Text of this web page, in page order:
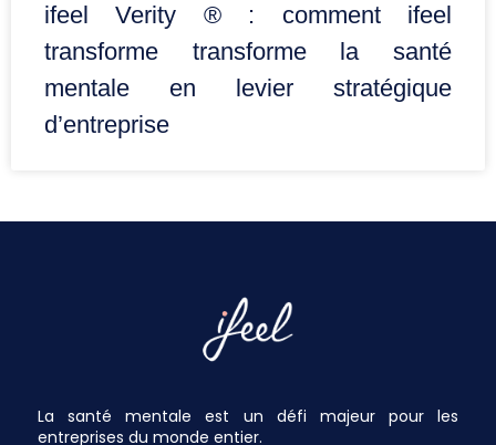
ifeel Verity ® : comment ifeel
transforme transforme la santé
mentale en levier stratégique
d’entreprise
La santé mentale est un défi majeur pour les
entreprises du monde entier.